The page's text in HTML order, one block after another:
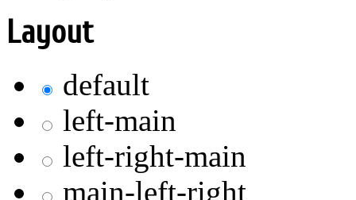
Layout
default
left-main
left-right-main
main-left-right